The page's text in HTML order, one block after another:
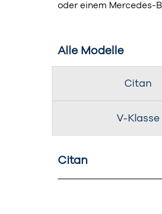
oder einem Mercedes-
Alle Modelle
Citan
V-Klasse
Citan